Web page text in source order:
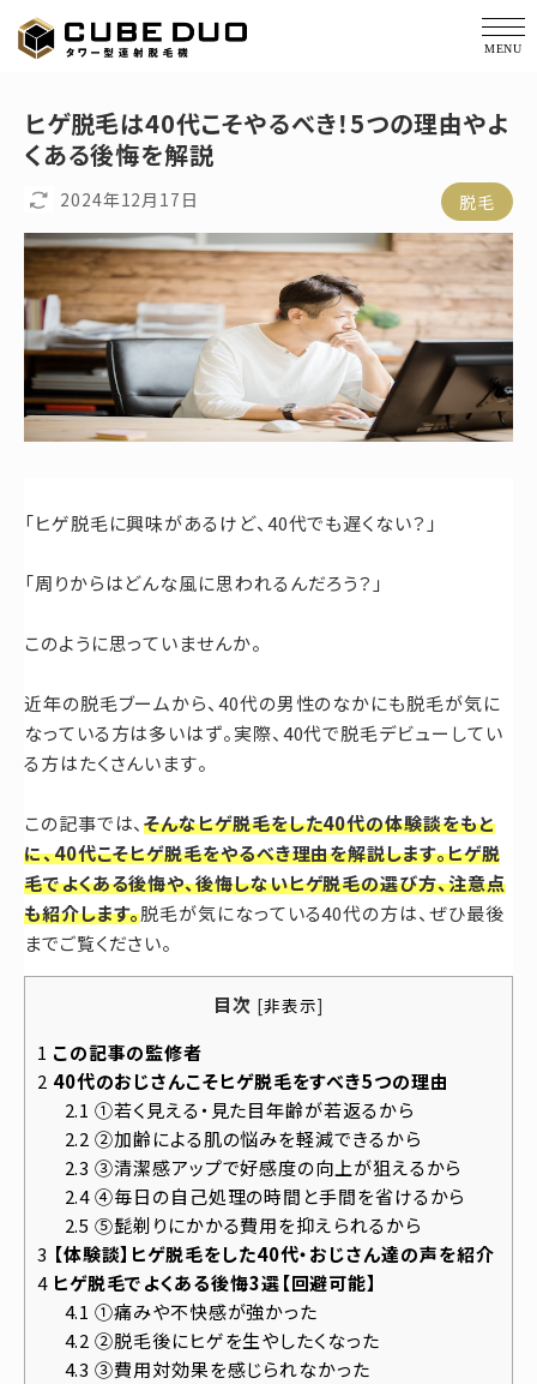
価格・仕様
サポート
コラム
会社概要
導入実績
ヒゲ脱毛は40代こそやるべき！5つの理由やよ
くある後悔を解説
2024年12月17日 脱毛
「ヒゲ脱毛に興味があるけど、40代でも遅くない？」
「周りからはどんな風に思われるんだろう？」
このように思っていませんか。
近年の脱毛ブームから、40代の男性のなかにも脱毛が気に
なっている方は多いはず。実際、40代で脱毛デビューしてい
る方はたくさんいます。
この記事では、そんなヒゲ脱毛をした40代の体験談をもと
に、40代こそヒゲ脱毛をやるべき理由を解説します。ヒゲ脱
毛でよくある後悔や、後悔しないヒゲ脱毛の選び方、注意点
も紹介します。脱毛が気になっている40代の方は、ぜひ最後
までご覧ください。
目次 [非表示]
1 この記事の監修者
2 40代のおじさんこそヒゲ脱毛をすべき5つの理由
2.1 ①若く見える・見た目年齢が若返るから
2.2 ②加齢による肌の悩みを軽減できるから
2.3 ③清潔感アップで好感度の向上が狙えるから
2.4④毎日の自己処理の時間と手間を省けるから
2.5 ⑤髭剃りにかかる費用を抑えられるから
3 【体験談】ヒゲ脱毛をした40代・おじさん達の声を紹介
4ヒゲ脱毛でよくある後悔3選【回避可能】
4.1 ①痛みや不快感が強かった
4.2 ②脱毛後にヒゲを生やしたくなった
4.3 ③費用対効果を感じられなかった